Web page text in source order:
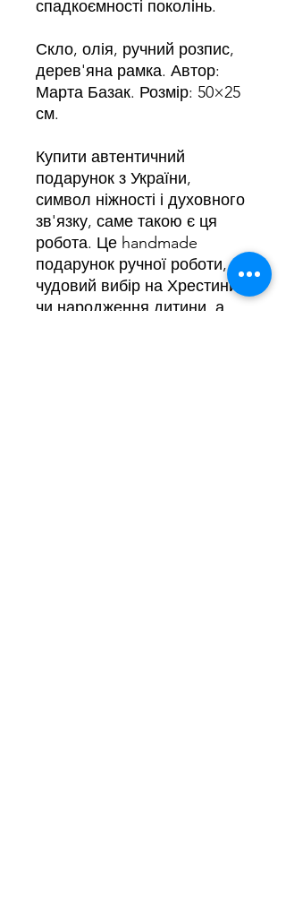
спадкоємності поколінь.
Скло, олія, ручний розпис,
дерев'яна рамка. Автор:
Марта Базак. Розмір: 50×25
см.
Купити автентичний
подарунок з України,
символ ніжності і духовного
зв'язку, саме такою є ця
робота. Це handmade
подарунок ручної роботи,
чудовий вибір на Хрестини
чи народження дитини, а